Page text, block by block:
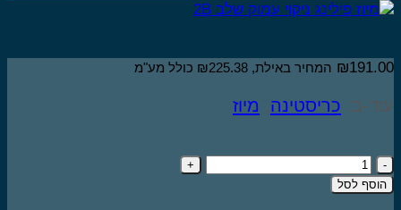
₪ המחיר באילת, ₪225.38 כולל מע"מ
ב:כריסטינה,מיוז
כמות
של
מיוז
לסל